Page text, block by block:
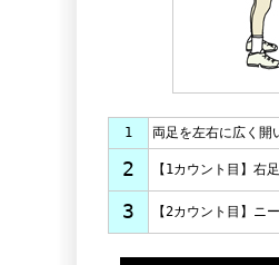
1 両足を左右に広く開
2 【1カウント目】右
3 【2カウント目】ニ